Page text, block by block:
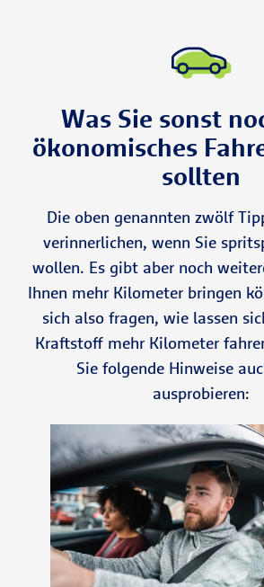
kaufen, die aber
einen geringen
haben. Das Geld
holen Sie dank des
geringeren
Spritverbrauchs im
Nutzungsdauer
wieder rein.
Alle Tankstellen
fangen morgens mit
Preisen an. Im
Verlauf des Tages
sinken die Preise
dann mit leichtem
Abend kontinuierlich
und erreichen in der
Regel ihren
Tiefststand nach 18
Uhr.
Spritsparendes
Fahren kann
manchmal also auch
den besten Preis zu
warten.
Günstig
Tanken mit einer
App
– einfacher
geht es gar nicht.
funktionieren.
Lassen Sie also beim
der Werkstatt
den
Techniker mal
darüber schauen.
Magazin – sondern
auch ganz
vermittelt, wie man
spritsparend fahren
kann.
Was Sie sonst
ökonomisches
sollten
Die oben genannten zwölf
verinnerlichen, wenn Sie
wollen. Es gibt aber noch
Ihnen mehr Kilometer bringen
sich also fragen, wie lassen
Kraftstoff mehr Kilometer
Sie folgende Hinweise
ausprobieren: